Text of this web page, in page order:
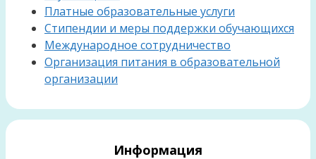
Платные образовательные услуги
Стипендии и меры поддержки обучающихся
Международное сотрудничество
Организация питания в образовательной
организации
Информация